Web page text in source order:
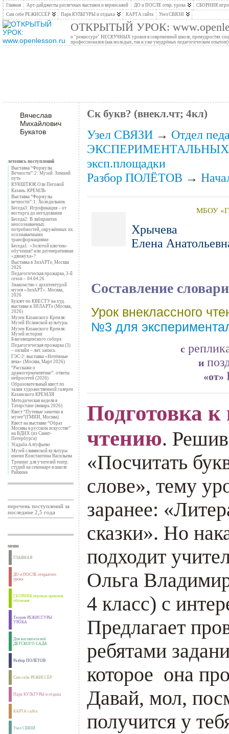
Главная Арт-дайджесты различных выставок и вернисажей ДО и ПОСЛЕ откр. урока
СБОРНИК
Сам себе РЕЖИССЁР
Парк КУЛЬТУРЫ и отдыха КАРТА сайта Узел СВЯЗИ
ОТКРЫТЫЙ УРОК:
о "режиссуре" НЕСКУЧНЫХ уроков в современной школе, премудростях
профессионалов (как молодых, так и уже умудрёных педагогическим опытом)
Вячеслав
Михайлович
Букатов
летопись поступлений
Выставка “Формулы
Вечности”:2: Музей. Зимний
путь
КУНШТЮК Оли Пеговой
Казань. КРЕМЛЬ
Выставка “Формулы
вечности”:1: Холодильник
Беседа3: Игрофикация – от
восторга до негодования
Беседа2: В лабиринтах
неосознаваемых
потребностей, окружённых их
осознаваемыми
трансформациями
Беседа1: «Золотой ключик»
обучения? или дегенеративная
«движуха»?
Выставка в ЗилАРТе, Москва
2026
Педагогическая прожарка, 3-й
сезон – 04.04.26
Знакомство с архитектурой
музея «ЗилАРТ». Москва,
2026
Буклет по КВЕСТУ на худ.
выставке в ЗИЛАРТе (Москва,
2026)
Музеи Казанского Кремля:
Музей Исламской культуры
Музеи Казанского Кремля:
Музей истории
Благовещенского собора
Педагогическая прожарка (3)
– онлайн – лит. запись
ГЭС-2: выставка «Нетёмные
века» (Москва, Март 2026)
“Расскажи о
драмогерменевтике”: ответы
нейросетей (2026)
Образовательный квест по
залам художественной галереи
Казанского КРЕМЛЯ
Методическая неделя в
Татарстане (январь 2026)
Квест “Путевые заметки в
музее”(ГМИИ, Москва)
Квест на выставке “Образ
Москвы в русском искусстве”
на ВДНХ (из Санкт-
Петербурга)
Усадьба Алтуфьево
Музей славянской культуры
имени Константина Васильева
Тренинг для учителей театр.
студий на семинаре в школе
Райкина
перечень поступлений за
последние 2,5 года
меню
ГЛАВНАЯ
ДО и ПОСЛЕ открытого
урока
СБОРНИК игровых приемов
обучения
Теория РЕЖИССУРЫ
УРОКА
Для воспитателей
ДЕТСКОГО САДА
Разбор ПОЛЁТОВ
Сам себе РЕЖИССЁР
Парк КУЛЬТУРЫ и отдыха
КАРТА сайта
Узел СВЯЗИ
Ск букв? (внекл.чт; 4кл)
Узел СВЯЗИ→ Отдел
ЭКСПЕРИМЕНТАЛЬНЫХ
эксп.площадки
Разбор ПОЛЁТОВ →
МБОУ
Хрычева
Елена
Составление
Урок внеклассного
№3 для
с
и
«от»
Подготовка к
чтению.
«Посчитать
слове», тему
заранее:
сказки». Но
подходит
Ольга
4 класс) с
Предлагает
ребятами
которое она
Давай, мол,
получится у